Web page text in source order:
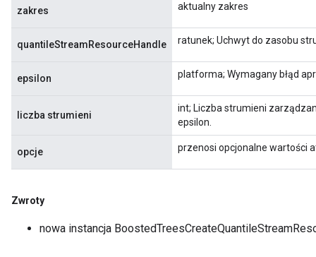
zakres aktualny zakres
quantileStreamResourceHandle ratunek; Uchwyt do zasobu
epsilon platforma; Wymagany błąd
liczba strumieni
int; Liczba strumieni
epsilon.
opcje przenosi opcjonalne wartości
Zwroty
nowa instancja